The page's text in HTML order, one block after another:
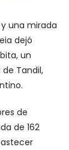
una mirada
dejó
un
Tandil,
de
de 162